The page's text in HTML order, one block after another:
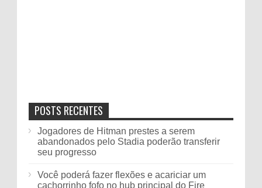
POSTS RECENTES
Jogadores de Hitman prestes a serem
abandonados pelo Stadia poderão transferir
seu progresso
Você poderá fazer flexões e acariciar um
cachorrinho fofo no hub principal do Fire